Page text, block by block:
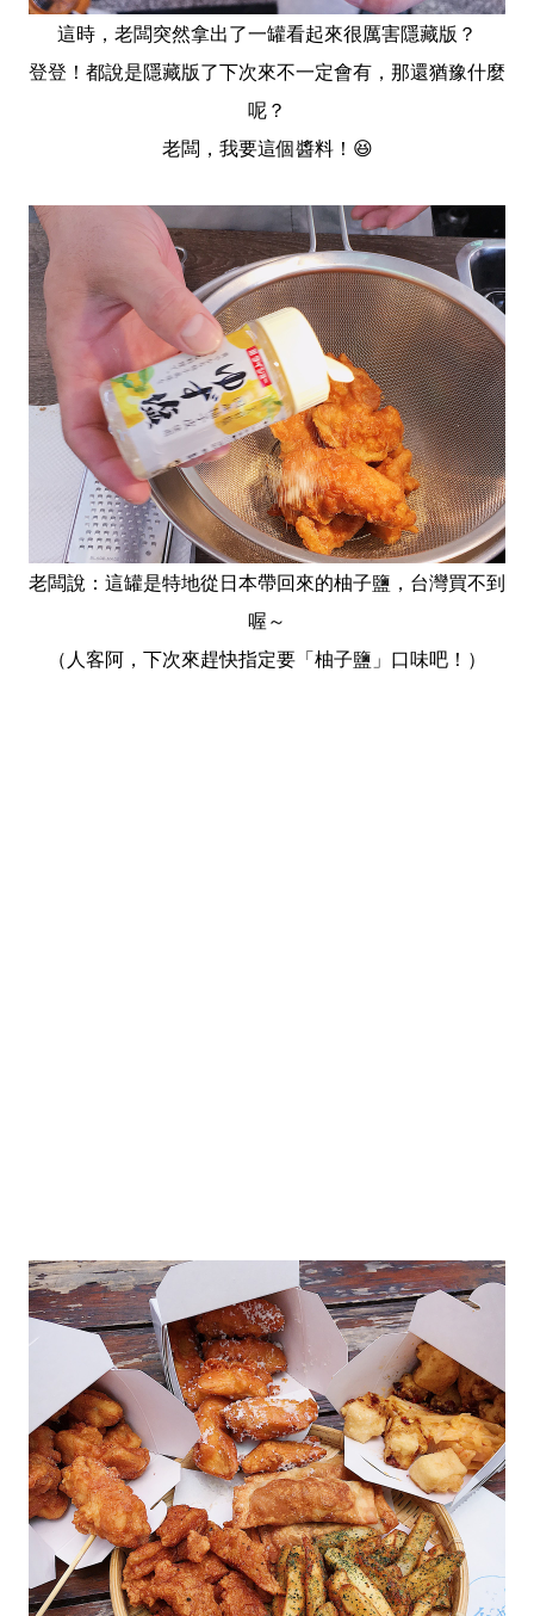
這時，老闆突然拿出了一罐看起來很厲害隱藏版？
登登！都說是隱藏版了下次來不一定會有，那還猶豫什麼
呢？
老闆，我要這個醬料！😆
老闆說：這罐是特地從日本帶回來的柚子鹽，台灣買不到
喔～
（人客阿，下次來趕快指定要「柚子鹽」口味吧！）